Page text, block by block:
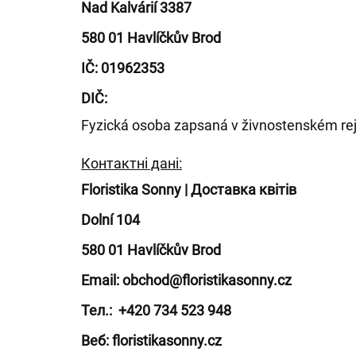
Nad Kalvárií 3387
580 01 Havlíčkův Brod
IČ: 01962353
DIČ:
Fyzická osoba zapsaná v živnostenském
Контактні дані:
Floristika Sonny | Доставка квітів
Dolní 104
580 01 Havlíčkův Brod
Email: obchod@floristikasonny.cz
Тел.: +420 734 523 948
Веб: floristikasonny.cz